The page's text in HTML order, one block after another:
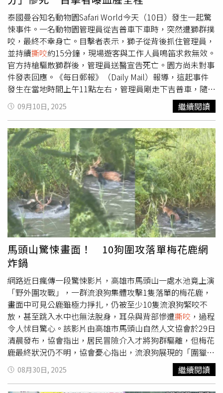
馬頭山等地點加強浪犬捕捉，同時針對馬頭山周邊區域宣導
禁止餵養行為，避免浪犬群聚，造成生態危害。
泰國曼谷知名動物園Safari World今天（10日）發生一起驚
悚事件。一名動物園管理員從吉普車下車時，突然遭獅群撲
咬，最終不幸身亡。目擊者表示，獅子從背後抓住管理員，
並持續撕咬約15分鐘，現場遊客與工作人員鳴笛求救無效。
官方持槍驅散獅群後，管理員送醫宣告死亡。園方尚未對事
件發表回應。《每日郵報》（Daily Mail）報導，這起事件
發生在當地時間上午11點左右，管理員剛走下吉普車，隨即
遭到獅群撲咬。現場遊客見狀尖叫呼救，眼睜睜看著掠食者
將管理員壓倒，且不斷
人體。包括多名動物園工作人員
在內的旁觀者，只能鳴笛試圖驅散獅群，但效果有限。官方
人員持槍趕到後，獅子才散開，但管理員已被咬至骨頭外
露，送醫後宣告死亡。動物園工作人員最終將獅子驅離，並
關閉自駕遊覽區，地上仍留有血跡。目擊者表示，當時一頭
獅子先從背後抓住管理員往地上拖，隨後又有三、四頭獅子
加入撕咬，持續約15分鐘，現場眾人不知如何幫忙，只能鳴
喇叭與呼喊求救。目擊者補充，起初他以為這是管理員熟悉
的獅群行為，認為獅子是在「擁抱他」，因此沒有人靠近。
類似事件在國際上亦曾發生。今年4月，烏克蘭馬里烏波爾
動物園一名管理員，誤入白色孟加拉虎圈舍，被雌虎Lucy撕
咬頭部致死。當時同事也險些遭攻擊，目睹整個過程。目
前，曼谷Safari World尚未對此次攻擊事件發表評論。
09月10日, 2025 繼續閱讀
馬頭山驚悚畫面！ 10狗圍攻落單梅花鹿網
炸鍋
網路近日瘋傳一段驚悚影片，高雄市馬頭山一處水池竟上演
「野外圍攻戰」，一群流浪狗集體攻擊1隻落單的梅花鹿，
畫面中可見公鹿雖極力掙扎，仍被至少10隻流浪狗緊咬不
放，甚至跳入水中也無法脫身，耳朵與背部慘遭撕咬 ，過程
令人怵目驚心。該影片由高雄市馬頭山自然人文協會於29日
清晨發布，協會指出，居民冒險介入才將狗群驅離，但梅花
鹿最終狀況仍不明，協會憂心指出，流浪狗展現的「圍獵行
為」令人擔憂，若有一天被攻擊的換成人類，後果恐不堪設
想。當地居民透露，這群流浪狗平時就會追逐路人，為了安
08月30日, 2025 繼續閱讀